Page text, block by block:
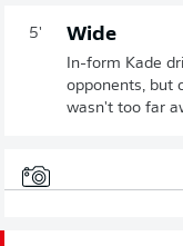
5' Wide
In-form Kade
opponents, but
wasn't too far